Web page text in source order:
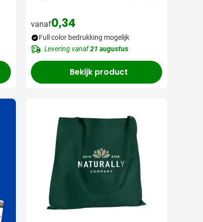
vanaf0,34
Full color bedrukking mogelijk
Levering vanaf21 augustus
Bekijk product